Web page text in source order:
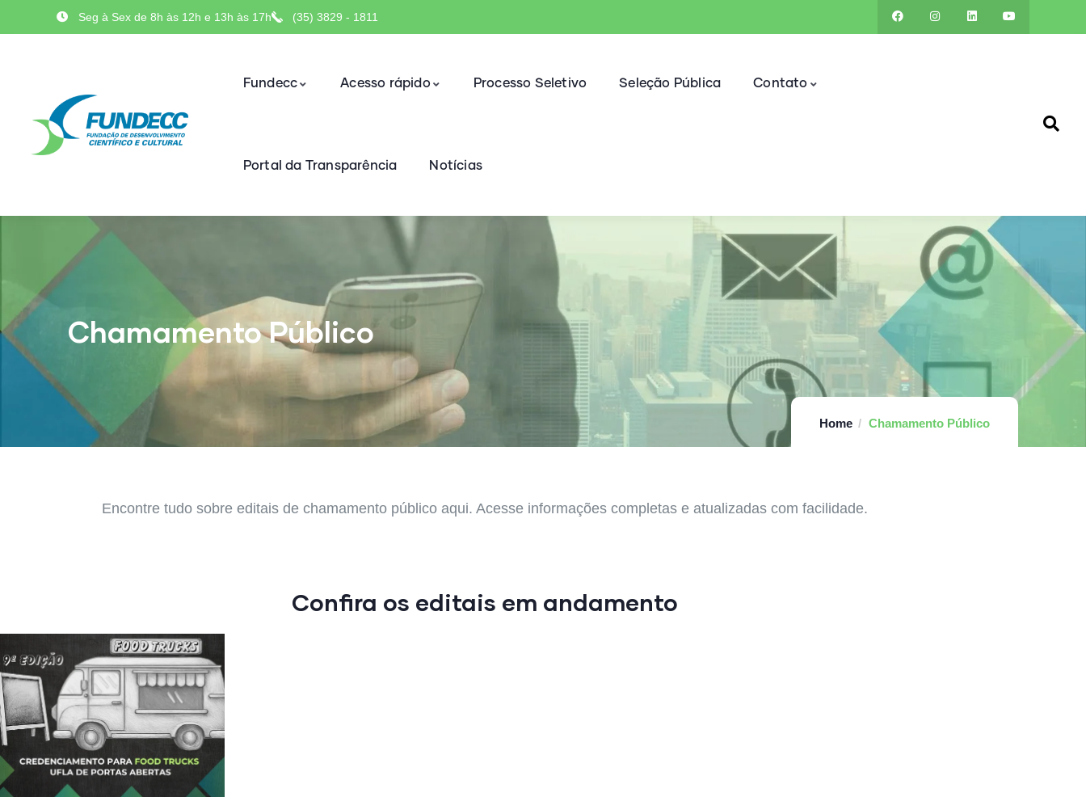
Seg à Sex de 8h às 12h e 13h às 17h (35) 3829 - 1811
Fundecc Acesso rápido Processo Seletivo Seleção Pública Contato
Portal da Transparência Notícias
Chamamento Público
Home Chamamento Público
Encontre tudo sobre editais de chamamento público aqui. Acesse informações completas e atualizadas com facilidade.
Confira os editais em andamento